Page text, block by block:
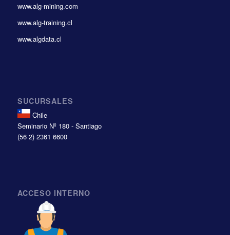
www.alg-mining.com
www.alg-training.cl
www.algdata.cl
SUCURSALES
Chile
Seminario Nº 180 - Santiago
(56 2) 2361 6600
ACCESO INTERNO